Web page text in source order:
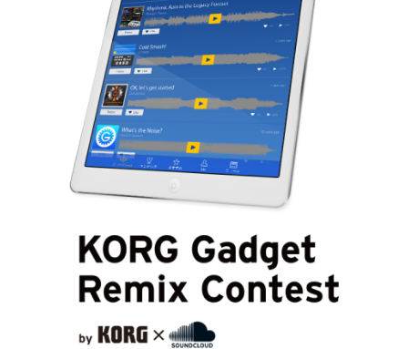
Noticias
Ubicación
Redes Sociales
Acerca de KORG